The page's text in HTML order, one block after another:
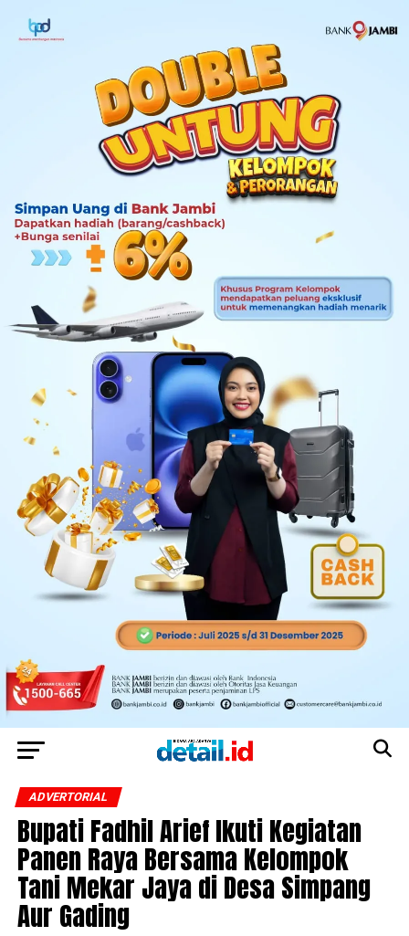
ADVERTORIAL
Bupati Fadhil Arief Ikuti Kegiatan
Panen Raya Bersama Kelompok
Tani Mekar Jaya di Desa Simpang
Aur Gading